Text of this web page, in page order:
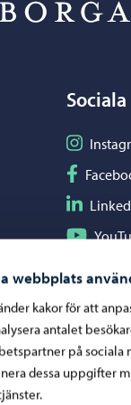
webbplats
kakor för att
antalet
på sociala
dessa uppgifter
Följ på
Följ på
Följ på
Följ på